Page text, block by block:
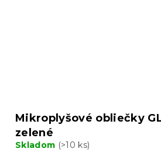
Mikroplyšové obliečky
zelené
Skladom (>10 ks)